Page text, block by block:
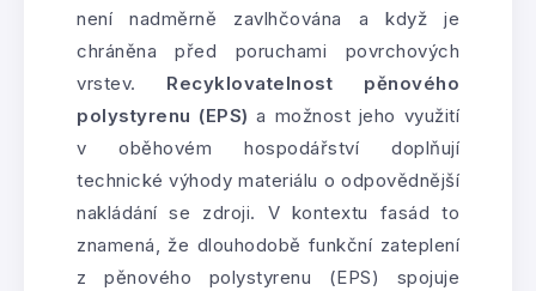
není nadměrně zavlhčována a když je
chráněna před poruchami povrchových
vrstev. Recyklovatelnost pěnového
polystyrenu (EPS) a možnost jeho využití
v oběhovém hospodářství doplňují
technické výhody materiálu o odpovědnější
nakládání se zdroji. V kontextu fasád to
znamená, že dlouhodobě funkční zateplení
z pěnového polystyrenu (EPS) spojuje